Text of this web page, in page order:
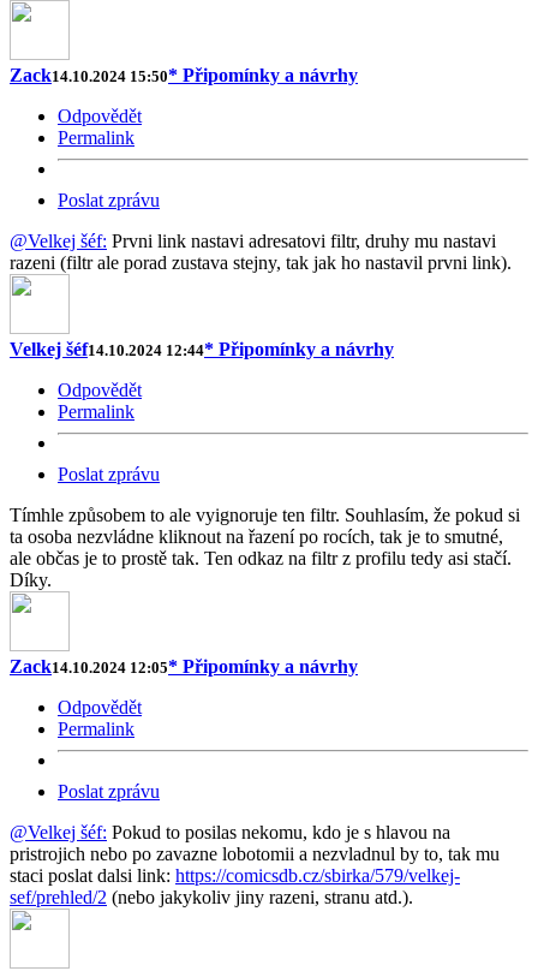
Zack14.10.2024 15:50* Připomínky a návrhy
Odpovědět
Permalink
Poslat zprávu
@Velkej šéf: Prvni link nastavi adresatovi filtr, druhy mu nastavi
razeni (filtr ale porad zustava stejny, tak jak ho nastavil prvni link).
Velkej šéf14.10.2024 12:44* Připomínky a návrhy
Odpovědět
Permalink
Poslat zprávu
Tímhle způsobem to ale vyignoruje ten filtr. Souhlasím, že pokud si
ta osoba nezvládne kliknout na řazení po rocích, tak je to smutné,
ale občas je to prostě tak. Ten odkaz na filtr z profilu tedy asi stačí.
Díky.
Zack14.10.2024 12:05* Připomínky a návrhy
Odpovědět
Permalink
Poslat zprávu
@Velkej šéf: Pokud to posilas nekomu, kdo je s hlavou na
pristrojich nebo po zavazne lobotomii a nezvladnul by to, tak mu
staci poslat dalsi link: https://comicsdb.cz/sbirka/579/velkej-
sef/prehled/2 (nebo jakykoliv jiny razeni, stranu atd.).